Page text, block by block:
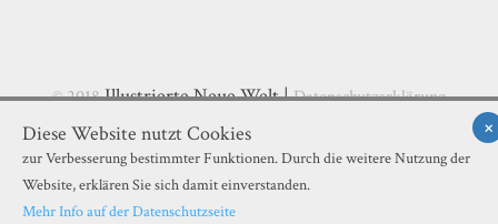
×
Diese Website nutzt Cookies
zur Verbesserung bestimmter Funktionen. Durch die weitere Nutzung der
Website, erklären Sie sich damit einverstanden.
Mehr Info auf der Datenschutzseite
© 2018Illustrierte Neue Welt |Datenschutzerklärung